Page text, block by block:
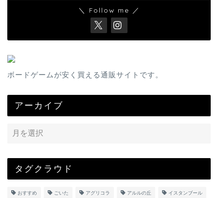
＼ Follow me ／
ボードゲームが安く買える通販サイトです。
アーカイブ
タグクラウド
おすすめ ごいた アグリコラ アルルの丘 イスタンブール